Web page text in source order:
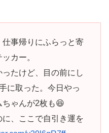
事帰りにふらっと寄
カー。
たけど、目の前にし
に取った。今日やっ
ちゃんが2枚も😆
、ここで自引き運を